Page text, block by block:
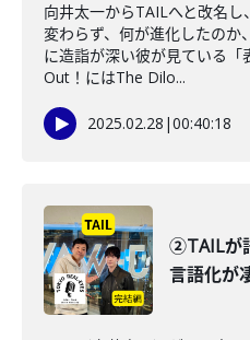
向井太一からTAILへと改名
変わらず、何が進化したのか
に造詣が深い彼が見ている「
Out！にはThe Dilo...
2025.02.28 |00:40:18
②TAILが
言語化が